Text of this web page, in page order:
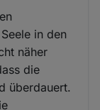
in den
näher
die
überdauert.